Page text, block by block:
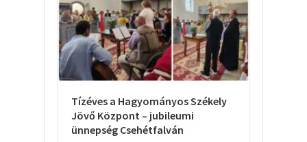
Tízéves a Hagyományos Székely
Jövő Központ – jubileumi
ünnepség Csehétfalván